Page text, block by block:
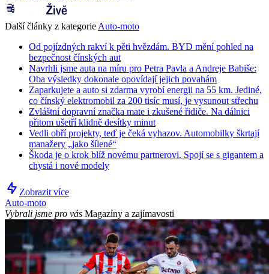
Další články z kategorie Auto-moto
Od pojízdných rakví k pěti hvězdám. BYD mění pohled na
bezpečnost čínských aut
Navrhli jsme auta na míru pro Petra Pavla a Andreje Babiše:
Oba výsledky dokonale opovídají jejich povahám
Zaparkujete a auto si zdarma vyrobí energii na 55 km. Jediné,
co čínský elektromobil za 200 tisíc musí, je vysunout střechu
Zvláštní dopravní značka mate i zkušené řidiče. Na dálnici
přitom ušetří klidně desítky minut
Vedli obří projekty, teď je čeká vyhazov. Automobilky škrtají
manažery „jako šílené“
Škoda je o krok blíž novému partnerovi. Spojí se s gigantem a
chystá i nové modely
Zobrazit více
Auto-moto
Vybrali jsme pro vás Magazíny a zajímavosti